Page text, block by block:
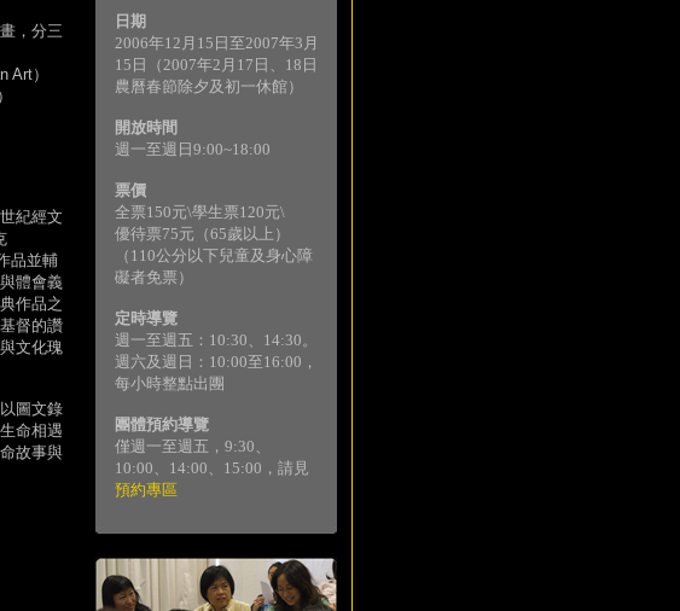
日期
2006年12月15日至2007年3月
15日（2007年2月17日、18日
農曆春節除夕及初一休館）
開放時間
週一至週日9:00~18:00
票價
全票150元\學生票120元\
優待票75元（65歲以上）
（110公分以下兒童及身心障
礙者免票）
定時導覽
週一至週五：10:30、14:30。
週六及週日：10:00至16:00，
每小時整點出團
團體預約導覽
僅週一至週五，9:30、
10:00、14:00、15:00，請見
預約專區
，分三
Art）
紀經文
品並輔
體會義
作品之
督的讚
文化瑰
圖文錄
命相遇
故事與